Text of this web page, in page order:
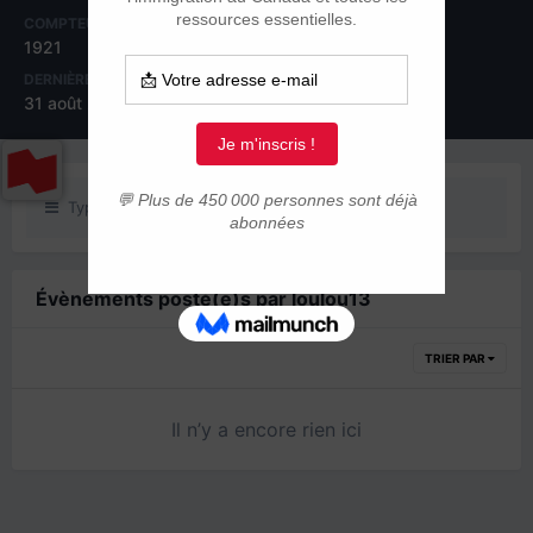
COMPTEUR DE CONTENUS
1921
INSCRIPTION
DERNIÈRE VISITE
31 août 2020
JOURS GAGNÉS
13
Type de contenu
Évènements posté(e)s par loulou13
TRIER PAR
Il n’y a encore rien ici